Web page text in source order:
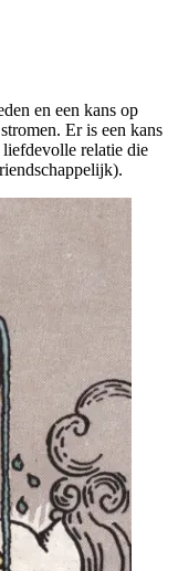
en een kans op
Er is een kans
relatie die